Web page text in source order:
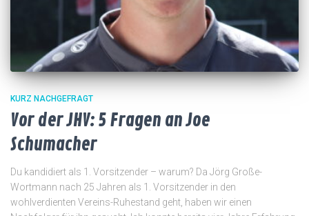
KURZ NACHGEFRAGT
Vor der JHV: 5 Fragen an Joe
Schumacher
Du kandidiert als 1. Vorsitzender – warum? Da Jörg Große-
Wortmann nach 25 Jahren als 1. Vorsitzender in den
wohlverdienten Vereins-Ruhestand geht, haben wir einen